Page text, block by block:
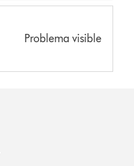
Problema visible